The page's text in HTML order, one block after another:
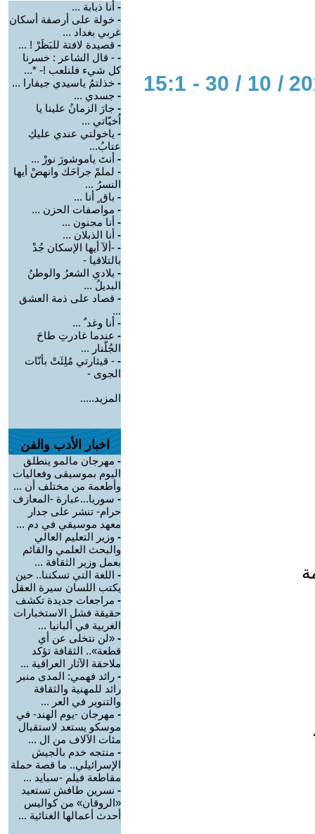
الحوار المتمدن-العدد: 5683 - 2017 / 10 / 30 - 15:1
- أنا ذبابة ...
- خولة على أرصفة أسكان
غربي بغداد ...
- قصيدة لافتة للبَظَرْ ! ...
- - قال الشاعر : خسرنا
كل شيء فلنلعب !- *...
- خذلتمُ ياسيدي جيفارا ...
- جسدي ...
- جارَ الزمانُ علينا يا
اُخيّاتي ...
- ياخولتي عندي عليكِ
عتابُ...
- أنتَ ياموشورَ نورْ ...
- لملمْ جراحَك وانهضْ أيها
النسرُ ...
- باق ٍ أنا ...
- مواصفات الحزن ...
- أنا مجنون ...
- أنا الذبلان ...
- -ألآ أيها الإسكان جُدْ
بالتلاقيا -
- بلادي الشعرُ والوطنُ
البديلُ ...
- قصاد على ذمة العشق
...
- أنا وغد ٌ ...
- عندما غادرتِ طاحَ
الجُلّنار ...
- - قيثارتي مُلِئَتْ بأنّات
الجوى -
المزيد.....
اخبار الأدب والفن
- مهرجان مالمو ينطلق
اليوم بموسيقى وفعاليات
وأطعمة من مختلف أن ...
- سوريا...عبارة -المعازف
حرام- تنشر على جدار
معهد موسيقي في دم ...
- وزير التعليم العالي
والبحث العلمي والقائم
بعمل وزير الثقافة ...
- اللغة التي تسكننا.. حين
يكتب اللسان سيرة العقل
- مراجعات جديدة تكشف
حقيقة فشل الاستخبارات
الغربية في ألبانيا ...
- «لن نتخلى عن أي
قطعة».. الثقافة تؤكد
ملاحقة الآثار العراقية ...
- رائد فهمي: المدى منبر
رائد للمهنية والثقافة
والتنوير في العر ...
- مهرجان -يوم الهند- في
موسكو يستعد لاستقبال
مئات الآلاف من ال ...
- منتجه خدم بالجيش
الإسرائيلي.. ما قصة حملة
مقاطعة فيلم -سبايد ...
- نسرين طافش تستعيد
«الروقان» من كواليس
أحدث أعمالها الغنائية ...